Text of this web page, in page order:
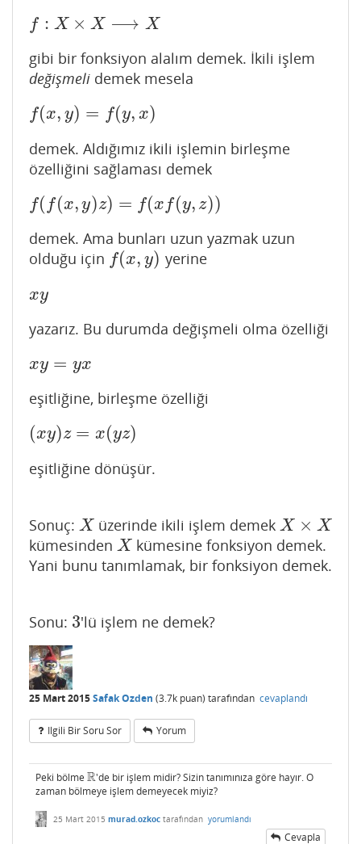
f : X × X ⟶ X
f: X× X⟶X
gibi bir fonksiyon alalım demek. İkili işlem
değişmeli demek mesela
f(x, y) = f(y, x)
f (x,y )=f y,x)
demek. Aldığımız ikili işlemin birleşme
özelliğini sağlaması demek
f( f(x, y)z) = f(x f(y, z))
f(f(x,y)z )=f xf(y, z))
demek. Ama bunları uzun yazmak uzun
olduğu için f(x, y)
f(x,y) yerine
xy
xy
yazarız. Bu durumda değişmeli olma özelliği
xy = yx
x y=y x
eşitliğine, birleşme özelliği
(xy)z = x(yz)
(xy) z=x (yz)
eşitliğine dönüşür.
Sonuç: X
X üzerinde ikili işlem demek X × X
X× X
kümesinden X
X
kümesine fonksiyon demek.
Yani bunu tanımlamak, bir fonksiyon demek.
Sonu: 3
3'lü işlem ne demek?
25 Mart 2015Safak Ozden (3.7k puan) tarafından cevaplandı
Ilgili Bir Soru Sor Yorum
Peki bölme R
R 'de bir işlem midir? Sizin tanımınıza göre hayır. O
zaman bölmeye işlem demeyecek miyiz?
25 Mart 2015 murad.ozkoc tarafından yorumlandı
Cevapla